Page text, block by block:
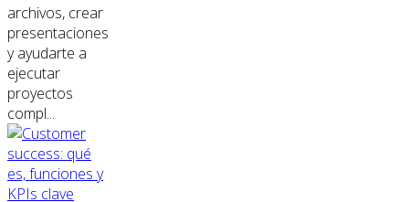
archivos, crear
presentaciones
y ayudarte a
ejecutar
proyectos
compl...